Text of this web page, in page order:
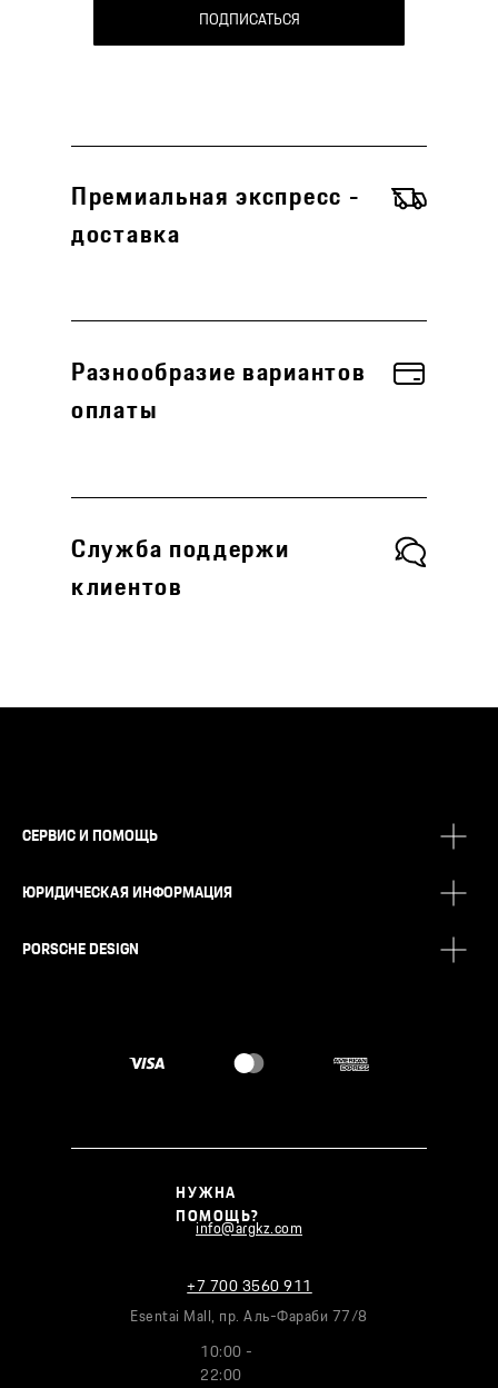
ПОДПИСАТЬСЯ
Премиальная экспресс -
доставка
Разнообразие вариантов
оплаты
Служба поддержи
клиентов
СЕРВИС И ПОМОЩЬ
ЮРИДИЧЕСКАЯ ИНФОРМАЦИЯ
PORSCHE DESIGN
НУЖНА
ПОМОЩЬ?
info@argkz.com
+7 700 3560 911
Esentai Mall, пр. Аль-Фараби 77/8
10:00 -
22:00